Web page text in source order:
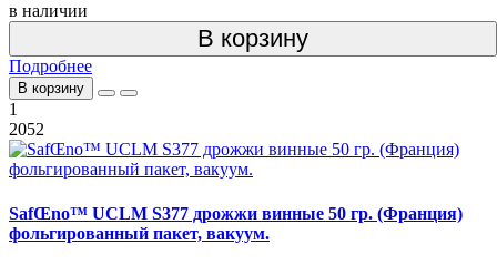
в наличии
В корзину
Подробнее
В корзину
1
2052
SafŒno™ UCLM S377 дрожжи винные 50 гр. (Франция)
фольгированный пакет, вакуум.